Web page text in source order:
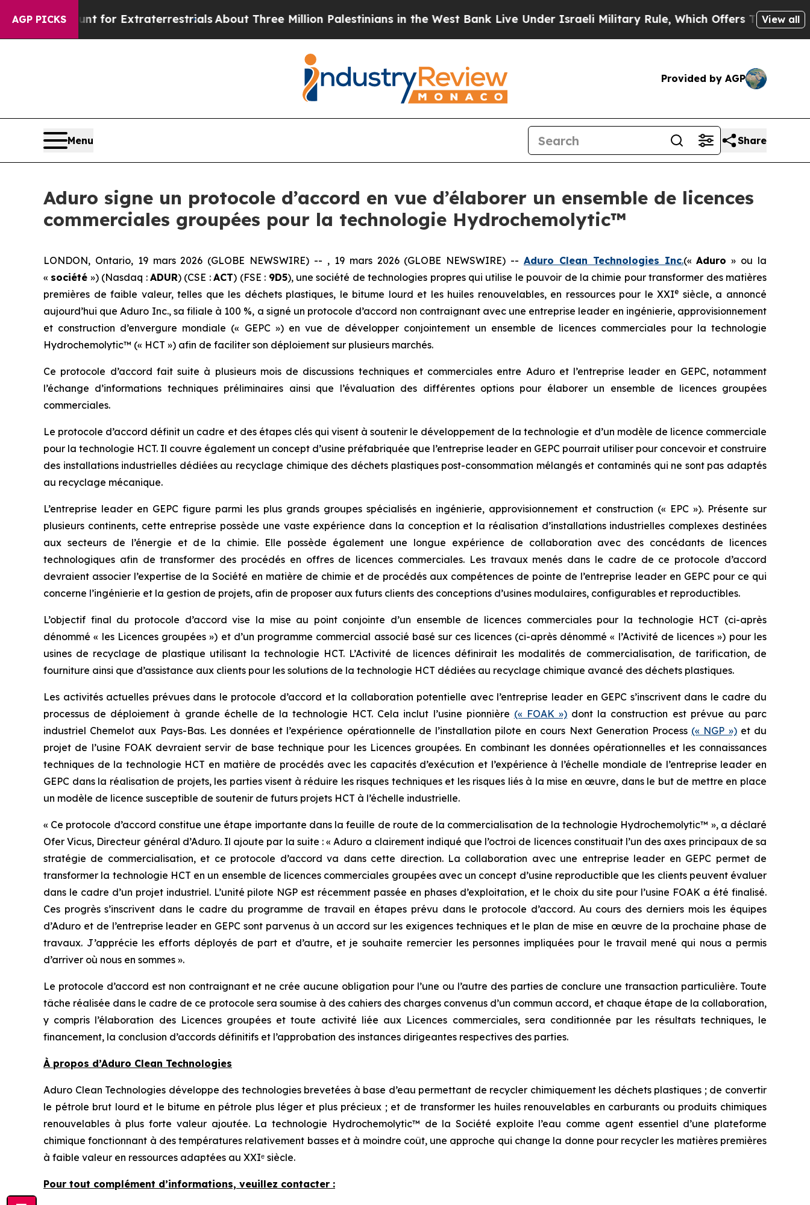
AGP PICKS
for ExtraterrestrialsAbout Three Million Palestinians in the West Bank Live Under Israeli Military Rule, Which Offers Them few, if any,View all
Provided by AGP
Menu Share
Aduro signe un protocole d’accord en vue d’élaborer un ensemble de licences
commerciales groupées pour la technologie Hydrochemolytic™
LONDON, Ontario, 19 mars 2026 (GLOBE NEWSWIRE) -- , 19 mars 2026 (GLOBE NEWSWIRE) -- Aduro Clean Technologies Inc.(«Aduro » ou la
« société ») (Nasdaq :ADUR) (CSE :ACT) (FSE : 9D5), une société de technologies propres qui utilise le pouvoir de la chimie pour transformer des matières
premières de faible valeur, telles que les déchets plastiques, le bitume lourd et les huiles renouvelables, en ressources pour le XXIe siècle, a annoncé
aujourd’hui que Aduro Inc., sa filiale à 100 %, a signé un protocole d’accord non contraignant avec une entreprise leader en ingénierie, approvisionnement
et construction d’envergure mondiale (« GEPC ») en vue de développer conjointement un ensemble de licences commerciales pour la technologie
Hydrochemolytic™ (« HCT ») afin de faciliter son déploiement sur plusieurs marchés.
Ce protocole d’accord fait suite à plusieurs mois de discussions techniques et commerciales entre Aduro et l’entreprise leader en GEPC, notamment
l’échange d’informations techniques préliminaires ainsi que l’évaluation des différentes options pour élaborer un ensemble de licences groupées
commerciales.
Le protocole d’accord définit un cadre et des étapes clés qui visent à soutenir le développement de la technologie et d’un modèle de licence commerciale
pour la technologie HCT. Il couvre également un concept d’usine préfabriquée que l’entreprise leader en GEPC pourrait utiliser pour concevoir et construire
des installations industrielles dédiées au recyclage chimique des déchets plastiques post-consommation mélangés et contaminés qui ne sont pas adaptés
au recyclage mécanique.
L’entreprise leader en GEPC figure parmi les plus grands groupes spécialisés en ingénierie, approvisionnement et construction (« EPC »). Présente sur
plusieurs continents, cette entreprise possède une vaste expérience dans la conception et la réalisation d’installations industrielles complexes destinées
aux secteurs de l’énergie et de la chimie. Elle possède également une longue expérience de collaboration avec des concédants de licences
technologiques afin de transformer des procédés en offres de licences commerciales. Les travaux menés dans le cadre de ce protocole d’accord
devraient associer l’expertise de la Société en matière de chimie et de procédés aux compétences de pointe de l’entreprise leader en GEPC pour ce qui
concerne l’ingénierie et la gestion de projets, afin de proposer aux futurs clients des conceptions d’usines modulaires, configurables et reproductibles.
L’objectif final du protocole d’accord vise la mise au point conjointe d’un ensemble de licences commerciales pour la technologie HCT (ci-après
dénommé « les Licences groupées ») et d’un programme commercial associé basé sur ces licences (ci-après dénommé « l’Activité de licences ») pour les
usines de recyclage de plastique utilisant la technologie HCT. L’Activité de licences définirait les modalités de commercialisation, de tarification, de
fourniture ainsi que d’assistance aux clients pour les solutions de la technologie HCT dédiées au recyclage chimique avancé des déchets plastiques.
Les activités actuelles prévues dans le protocole d’accord et la collaboration potentielle avec l’entreprise leader en GEPC s’inscrivent dans le cadre du
processus de déploiement à grande échelle de la technologie HCT. Cela inclut l’usine pionnière (« FOAK ») dont la construction est prévue au parc
industriel Chemelot aux Pays-Bas. Les données et l’expérience opérationnelle de l’installation pilote en cours Next Generation Process (« NGP »)et du
projet de l’usine FOAK devraient servir de base technique pour les Licences groupées. En combinant les données opérationnelles et les connaissances
techniques de la technologie HCT en matière de procédés avec les capacités d’exécution et l’expérience à l’échelle mondiale de l’entreprise leader en
GEPC dans la réalisation de projets, les parties visent à réduire les risques techniques et les risques liés à la mise en œuvre, dans le but de mettre en place
un modèle de licence susceptible de soutenir de futurs projets HCT à l’échelle industrielle.
« Ce protocole d’accord constitue une étape importante dans la feuille de route de la commercialisation de la technologie Hydrochemolytic™ », a déclaré
Ofer Vicus, Directeur général d’Aduro. Il ajoute par la suite : « Aduro a clairement indiqué que l’octroi de licences constituait l’un des axes principaux de sa
stratégie de commercialisation, et ce protocole d’accord va dans cette direction. La collaboration avec une entreprise leader en GEPC permet de
transformer la technologie HCT en un ensemble de licences commerciales groupées avec un concept d’usine reproductible que les clients peuvent évaluer
dans le cadre d’un projet industriel. L’unité pilote NGP est récemment passée en phases d’exploitation, et le choix du site pour l’usine FOAK a été finalisé.
Ces progrès s’inscrivent dans le cadre du programme de travail en étapes prévu dans le protocole d’accord. Au cours des derniers mois les équipes
d’Aduro et de l’entreprise leader en GEPC sont parvenus à un accord sur les exigences techniques et le plan de mise en œuvre de la prochaine phase de
travaux. J’apprécie les efforts déployés de part et d’autre, et je souhaite remercier les personnes impliquées pour le travail mené qui nous a permis
d’arriver où nous en sommes ».
Le protocole d’accord est non contraignant et ne crée aucune obligation pour l’une ou l’autre des parties de conclure une transaction particulière. Toute
tâche réalisée dans le cadre de ce protocole sera soumise à des cahiers des charges convenus d’un commun accord, et chaque étape de la collaboration,
y compris l’élaboration des Licences groupées et toute activité liée aux Licences commerciales, sera conditionnée par les résultats techniques, le
financement, la conclusion d’accords définitifs et l’approbation des instances dirigeantes respectives des parties.
À propos d’Aduro Clean Technologies
Aduro Clean Technologies développe des technologies brevetées à base d’eau permettant de recycler chimiquement les déchets plastiques ; de convertir
le pétrole brut lourd et le bitume en pétrole plus léger et plus précieux ; et de transformer les huiles renouvelables en carburants ou produits chimiques
renouvelables à plus forte valeur ajoutée. La technologie Hydrochemolytic™ de la Société exploite l’eau comme agent essentiel d’une plateforme
chimique fonctionnant à des températures relativement basses et à moindre coût, une approche qui change la donne pour recycler les matières premières
à faible valeur en ressources adaptées au XXIᵉ siècle.
Pour tout complément d’informations, veuillez contacter :